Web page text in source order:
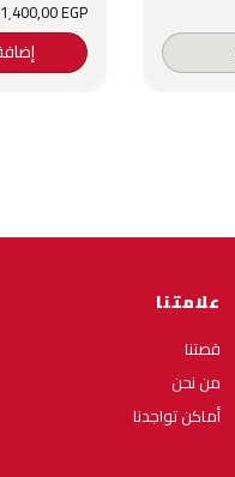
1٬400٫00EGP
علامتنا
قصتنا
من نحن
أماكن تواجدنا